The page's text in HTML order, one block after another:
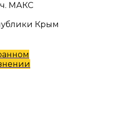
МАКС
Крым